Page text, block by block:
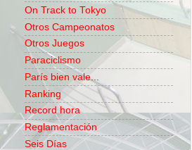
On Track to Tokyo
Otros Campeonatos
Otros Juegos
Paraciclismo
París bien vale...
Ranking
Record hora
Reglamentación
Seis Días